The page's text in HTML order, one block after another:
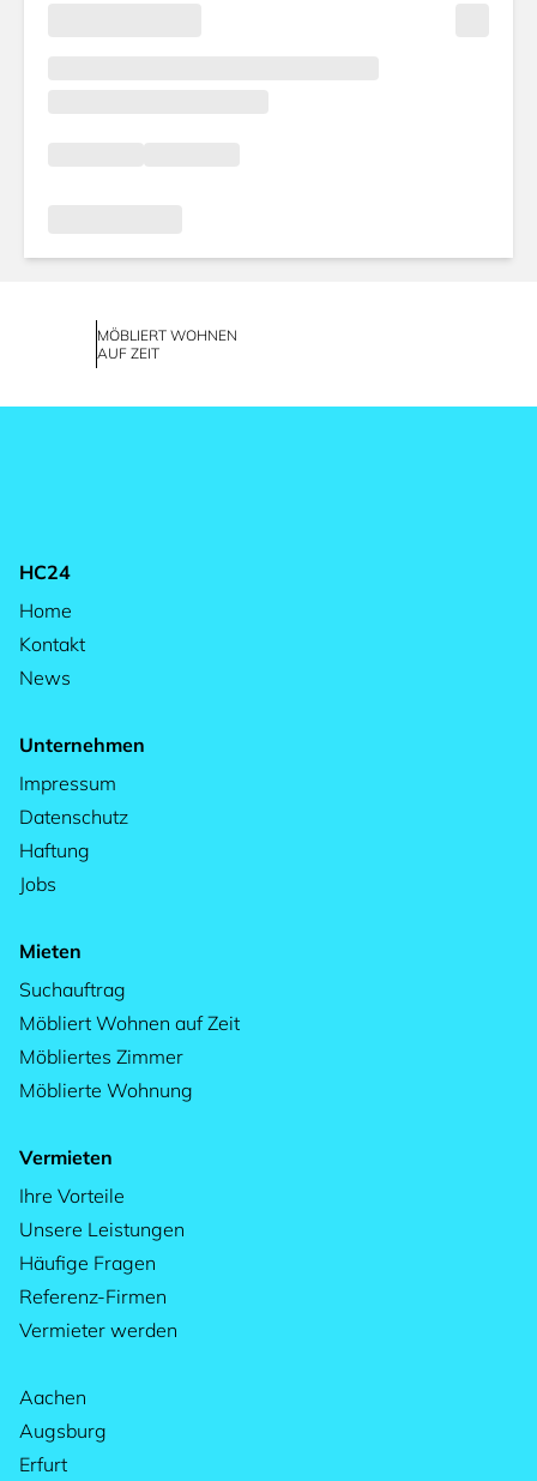
MÖBLIERT WOHNEN
AUF ZEIT
HC24
Home
Kontakt
News
Unternehmen
Impressum
Datenschutz
Haftung
Jobs
Mieten
Suchauftrag
Möbliert Wohnen auf Zeit
Möbliertes Zimmer
Möblierte Wohnung
Vermieten
Ihre Vorteile
Unsere Leistungen
Häufige Fragen
Referenz-Firmen
Vermieter werden
Aachen
Augsburg
Erfurt